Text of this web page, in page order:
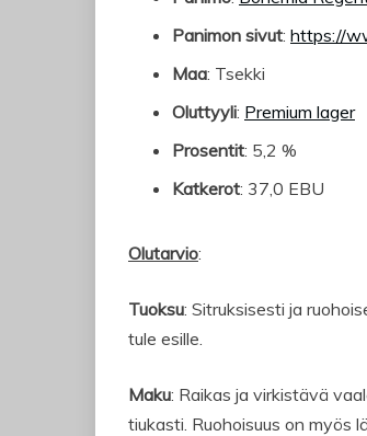
Panimon sivut: https://
Maa: Tsekki
Oluttyyli: Premium lager
Prosentit: 5,2 %
Katkerot: 37,0 EBU
Olutarvio:
Tuoksu: Sitruksisesti ja
tule esille.
Maku: Raikas ja virkistävä
tiukasti. Ruohoisuus on myös